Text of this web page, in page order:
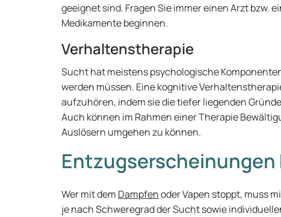
geeignet sind. Fragen Sie immer einen Arzt bzw.
Medikamente beginnen.
Verhaltenstherapie
Sucht hat meistens psychologische
werden müssen. Eine kognitive
aufzuhören, indem sie die tiefer liegenden
Auch können im Rahmen einer Therapie
Auslösern umgehen zu können.
Wer mit dem Dampfenoder Vapen stoppt, muss
je nach Schweregrad der Sucht sowie